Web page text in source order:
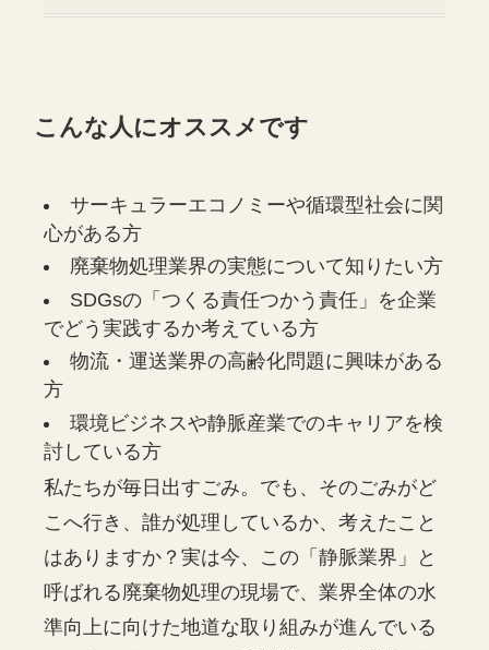
こんな人にオススメです
サーキュラーエコノミーや循環型社会に関
心がある方
廃棄物処理業界の実態について知りたい方
SDGsの「つくる責任つかう責任」を企業
でどう実践するか考えている方
物流・運送業界の高齢化問題に興味がある
方
環境ビジネスや静脈産業でのキャリアを検
討している方
私たちが毎日出すごみ。でも、そのごみがど
こへ行き、誰が処理しているか、考えたこと
はありますか？実は今、この「静脈業界」と
呼ばれる廃棄物処理の現場で、業界全体の水
準向上に向けた地道な取り組みが進んでいる